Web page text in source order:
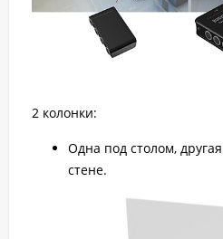
2 колонки:
Одна под столом,
стене.